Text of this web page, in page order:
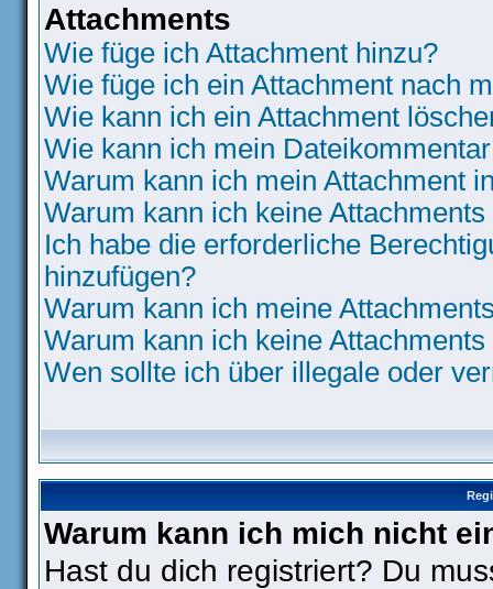
Attachments
Wie füge ich Attachment hinzu?
Wie füge ich ein Attachment nach
Wie kann ich ein Attachment
Wie kann ich mein
Warum kann ich mein Attachment
Warum kann ich keine
Ich habe die erforderliche
hinzufügen?
Warum kann ich meine
Warum kann ich keine
Wen sollte ich über illegale oder
Warum kann ich mich nicht
Hast du dich registriert? Du